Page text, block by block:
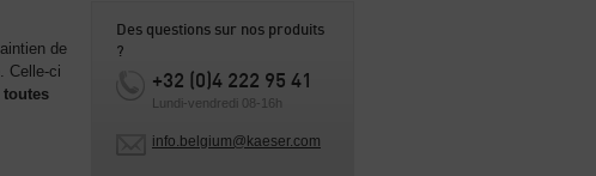
de
Celle-ci
toutes
Des questions sur nos produits
?
+32 (0)4 222 95 41
Lundi-vendredi 08-16h
info.belgium@kaeser.com